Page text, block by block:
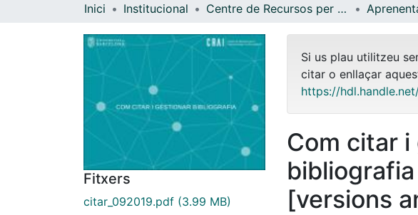
Inici Institucional Centre de Recursos per a l'Aprenentatge i la Investigació (CRAI-UB) - Institucional
Fitxers
citar_092019.pdf (3.99 MB)
Si us plau utilitzeu
citar o enllaçar
https://
Com citar
[versions